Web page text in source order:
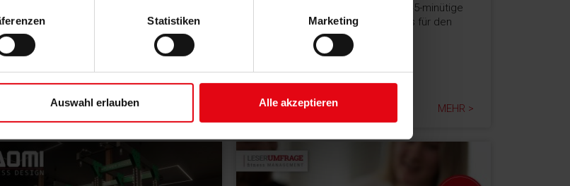
Statistiken Marketing
Auswahl erlauben Alle akzeptieren
Deutschland. Hoch 'Olaf' bringt
bis 40 Grad. Tipps: Trinken,
vermeiden, Räume kühlen.
Les Mills und HYROX haben zwei 45-minütige
Zirkelprogramme entwickelt: eines für den
Einstieg und eines für die
Wettkampfvorbereitung.
MEHR >